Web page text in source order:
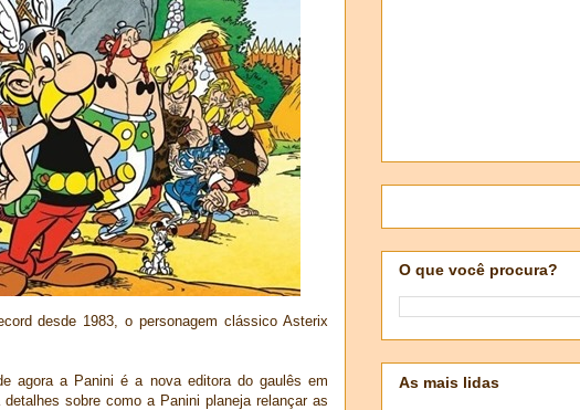
desde 1983, o personagem clássico Asterix
agora a Panini é a nova editora do gaulês em
sobre como a Panini planeja relançar as
O que você procura?
As mais lidas